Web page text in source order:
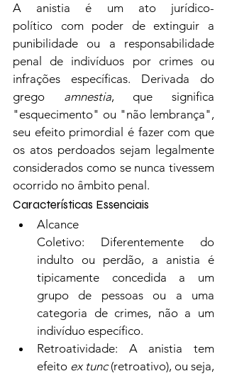
A anistia é um ato jurídico-
político com poder de extinguir a
punibilidade ou a responsabilidade
penal de indivíduos por crimes ou
infrações específicas. Derivada do
grego amnestia, que significa
"esquecimento" ou "não lembrança",
seu efeito primordial é fazer com que
os atos perdoados sejam legalmente
considerados como se nunca tivessem
ocorrido no âmbito penal.
Características Essenciais
Alcance
Coletivo: Diferentemente do
indulto ou perdão, a anistia é
tipicamente concedida a um
grupo de pessoas ou a uma
categoria de crimes, não a um
indivíduo específico.
Retroatividade: A anistia tem
efeito ex tunc (retroativo), ou seja,